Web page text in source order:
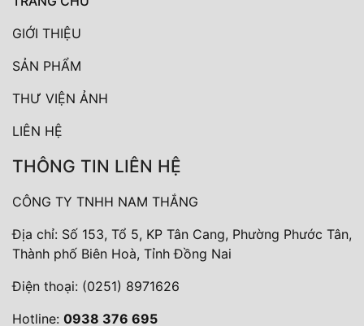
GIỚI THIỆU
SẢN PHẨM
THƯ VIỆN ẢNH
LIÊN HỆ
THÔNG TIN LIÊN HỆ
CÔNG TY TNHH NAM THẮNG
Địa chỉ: Số 153, Tổ 5, KP Tân Cang, Phường Phước Tân,
Thành phố Biên Hoà, Tỉnh Đồng Nai
Điện thoại: (0251) 8971626
Hotline: 0938 376 695